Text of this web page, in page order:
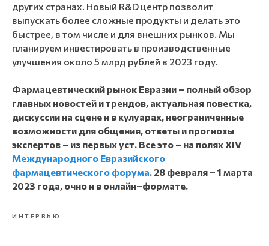
других странах. Новый R&D центр позволит
выпускать более сложные продукты и делать это
быстрее, в том числе и для внешних рынков. Мы
планируем инвестировать в производственные
улучшения около 5 млрд рублей в 2023 году.
Фармацевтический рынок Евразии – полный обзор
главных новостей и трендов, актуальная повестка,
дискуссии на сцене и в кулуарах, неограниченные
возможности для общения, ответы и прогнозы
экспертов – из первых уст. Все это – на полях XIV
Международного Евразийского
фармацевтического форума. 28 февраля – 1 марта
2023 года, очно и в онлайн–формате.
ИНТЕРВЬЮ